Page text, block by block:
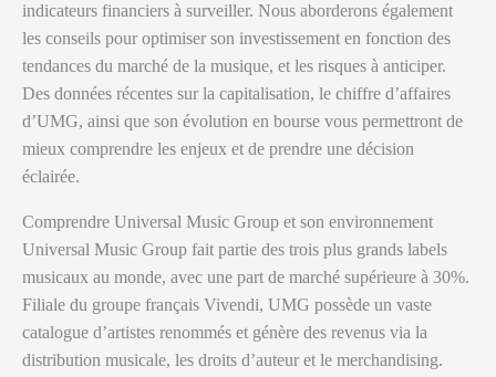
indicateurs financiers à surveiller. Nous aborderons également
les conseils pour optimiser son investissement en fonction des
tendances du marché de la musique, et les risques à anticiper.
Des données récentes sur la capitalisation, le chiffre d’affaires
d’UMG, ainsi que son évolution en bourse vous permettront de
mieux comprendre les enjeux et de prendre une décision
éclairée.
Comprendre Universal Music Group et son environnement
Universal Music Group fait partie des trois plus grands labels
musicaux au monde, avec une part de marché supérieure à 30%.
Filiale du groupe français Vivendi, UMG possède un vaste
catalogue d’artistes renommés et génère des revenus via la
distribution musicale, les droits d’auteur et le merchandising.